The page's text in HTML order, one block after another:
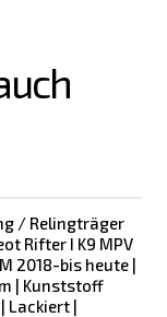
/ Relingträger
Rifter I K9 MPV
M 2018-bis heute |
| Kunststoff
Lackiert |